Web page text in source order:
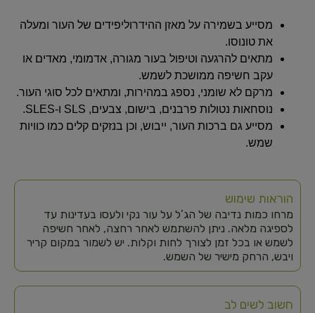
מסייע בשמירה על מאזן ההידרוליפידים של העור ומעלה
את טונוסו.
מתאים להרגעה וטיפול בעור מגורה, אדמומי, מאדים או
עקב חשיפה ממושכת לשמש.
מרקם לא שומני, נספג במהירות, ומתאים לכל סוגי העור.
נוסחאות נטולות פרבנים, בישום, צבעים, SLS ו‑SLES.
מסייע גם ברכות העור, ייבוש, וכן בנזקים קלים כמו כוויות
שמש.
הוראות שימוש
מרחו כמות נדיבה של הג’ל על עור נקי ולעסו בעדינות עד
לספיגה מלאה. ניתן להשתמש לאחר רחצה, לאחר חשיפה
לשמש או בכל זמן לצורך לחות וקלות. יש לשמור במקום קריר
ויבש, הרחק מישיר של השמש.
חשוב לשים לב